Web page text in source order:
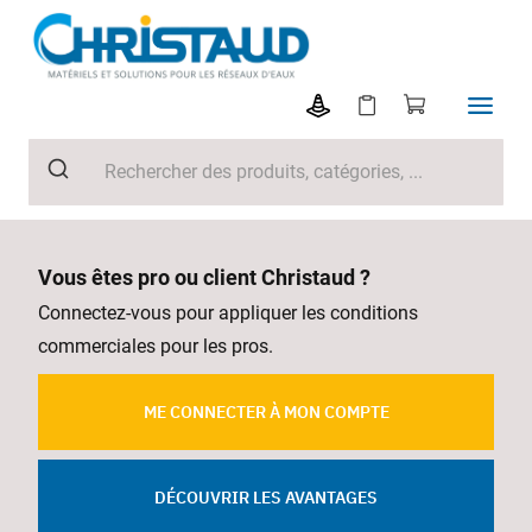
Vous êtes pro ou client Christaud ?
Connectez-vous pour appliquer les conditions
commerciales pour les pros.
ME CONNECTER À MON COMPTE
DÉCOUVRIR LES AVANTAGES